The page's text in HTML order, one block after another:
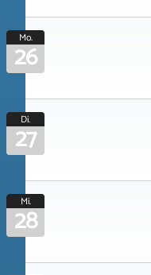
Mo.
26
Di.
27
Mi.
28